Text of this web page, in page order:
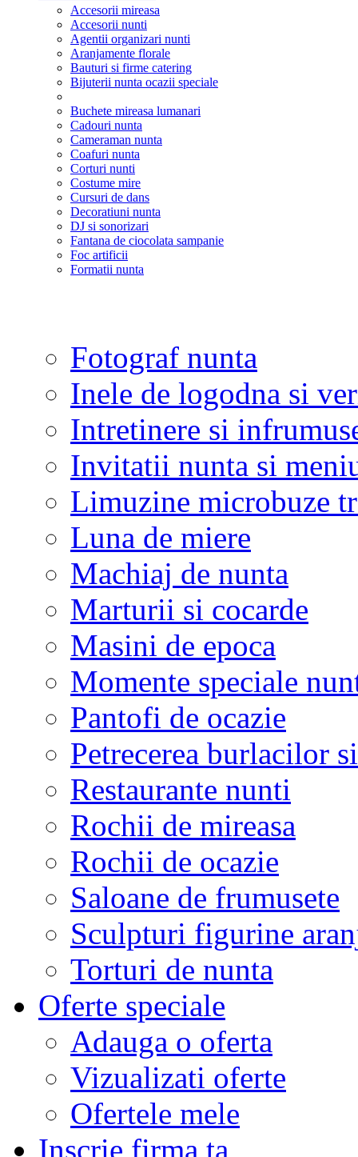
Accesorii mireasa
Accesorii nunti
Agentii organizari nunti
Aranjamente florale
Bauturi si firme catering
Bijuterii nunta ocazii speciale
Buchete mireasa lumanari
Cadouri nunta
Cameraman nunta
Coafuri nunta
Corturi nunti
Costume mire
Cursuri de dans
Decoratiuni nunta
DJ si sonorizari
Fantana de ciocolata sampanie
Foc artificii
Formatii nunta
Fotograf nunta
Inele de logodna si
Intretinere si
Invitatii nunta si
Limuzine microbuze
Luna de miere
Machiaj de nunta
Marturii si cocarde
Masini de epoca
Momente speciale
Pantofi de ocazie
Petrecerea burlacilor
Restaurante nunti
Rochii de mireasa
Rochii de ocazie
Saloane de frumusete
Sculpturi figurine
Torturi de nunta
Oferte speciale
Adauga o oferta
Vizualizati oferte
Ofertele mele
Inscrie firma ta